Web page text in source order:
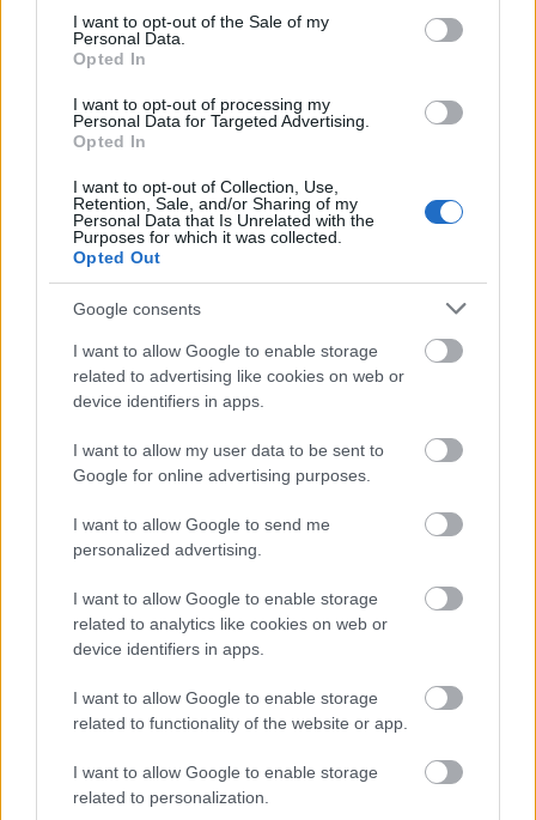
consent section.
I want to opt-out of the Sale of my
Personal Data.
Opted In
I want to opt-out of processing my
Personal Data for Targeted Advertising.
Opted In
I want to opt-out of Collection, Use,
Retention, Sale, and/or Sharing of my
Personal Data that Is Unrelated with the
Purposes for which it was collected.
Opted Out
Google consents
I want to allow Google to enable storage
related to advertising like cookies on web or
device identifiers in apps.
I want to allow my user data to be sent to
Google for online advertising purposes.
I want to allow Google to send me
personalized advertising.
I want to allow Google to enable storage
related to analytics like cookies on web or
device identifiers in apps.
I want to allow Google to enable storage
related to functionality of the website or app.
I want to allow Google to enable storage
related to personalization.
para un solo uso, tirar después de su uso. Cada tanga se
almacena en bolsas independientes.
MODO DE EMPLEO:
Almacenar en un lugar seco y no exponer a la luz solar
directa. Entregar una bolsa individual de tanga
desechable a cada cliente para su posterior uso en
clínicas de estética y belleza o similares. Después de su
uso, tirar el producto a la basura.
INFORMACIÓN ADICIONAL
PRODUCTOS RELACIONADOS